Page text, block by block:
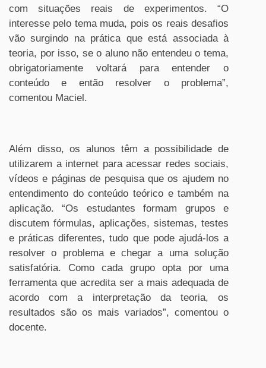
com situações reais de experimentos. “O
interesse pelo tema muda, pois os reais desafios
vão surgindo na prática que está associada à
teoria, por isso, se o aluno não entendeu o tema,
obrigatoriamente voltará para entender o
conteúdo e então resolver o problema”,
comentou Maciel.
Além disso, os alunos têm a possibilidade de
utilizarem a internet para acessar redes sociais,
vídeos e páginas de pesquisa que os ajudem no
entendimento do conteúdo teórico e também na
aplicação. “Os estudantes formam grupos e
discutem fórmulas, aplicações, sistemas, testes
e práticas diferentes, tudo que pode ajudá-los a
resolver o problema e chegar a uma solução
satisfatória. Como cada grupo opta por uma
ferramenta que acredita ser a mais adequada de
acordo com a interpretação da teoria, os
resultados são os mais variados”, comentou o
docente.